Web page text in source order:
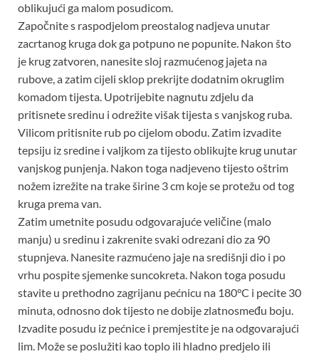
oblikujući ga malom posudicom.
Započnite s raspodjelom preostalog nadjeva unutar
zacrtanog kruga dok ga potpuno ne popunite. Nakon što
je krug zatvoren, nanesite sloj razmućenog jajeta na
rubove, a zatim cijeli sklop prekrijte dodatnim okruglim
komadom tijesta. Upotrijebite nagnutu zdjelu da
pritisnete sredinu i odrežite višak tijesta s vanjskog ruba.
Vilicom pritisnite rub po cijelom obodu. Zatim izvadite
tepsiju iz sredine i valjkom za tijesto oblikujte krug unutar
vanjskog punjenja. Nakon toga nadjeveno tijesto oštrim
nožem izrežite na trake širine 3 cm koje se protežu od tog
kruga prema van.
Zatim umetnite posudu odgovarajuće veličine (malo
manju) u sredinu i zakrenite svaki odrezani dio za 90
stupnjeva. Nanesite razmućeno jaje na središnji dio i po
vrhu pospite sjemenke suncokreta. Nakon toga posudu
stavite u prethodno zagrijanu pećnicu na 180°C i pecite 30
minuta, odnosno dok tijesto ne dobije zlatnosmeđu boju.
Izvadite posudu iz pećnice i premjestite je na odgovarajući
lim. Može se poslužiti kao toplo ili hladno predjelo ili